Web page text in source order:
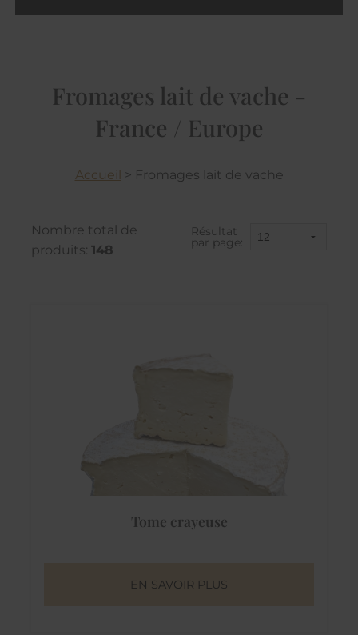
Fromages lait de vache -
France / Europe
Accueil > Fromages lait de vache
Nombre total de
produits: 148
Résultat
par page:
Tome crayeuse
EN SAVOIR PLUS